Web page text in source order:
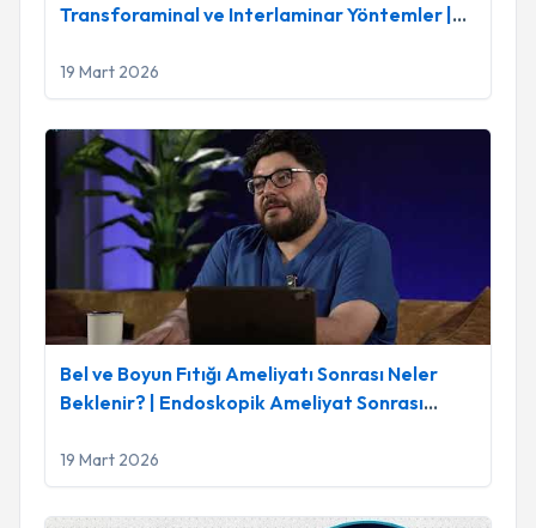
Transforaminal ve Interlaminar Yöntemler |
19 Mart 2026
Bel ve Boyun Fıtığı Ameliyatı Sonrası Neler Beklenir? |
Bel ve Boyun Fıtığı Ameliyatı Sonrası Neler
Beklenir? | Endoskopik Ameliyat Sonrası
19 Mart 2026